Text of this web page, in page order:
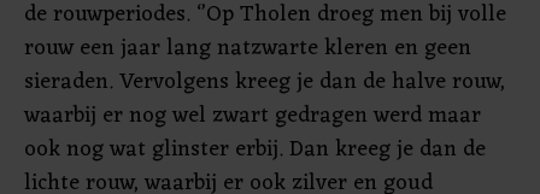
de rouwperiodes. ‘’Op Tholen droeg men bij volle
rouw een jaar lang natzwarte kleren en geen
sieraden. Vervolgens kreeg je dan de halve rouw,
waarbij er nog wel zwart gedragen werd maar
ook nog wat glinster erbij. Dan kreeg je dan de
lichte rouw, waarbij er ook zilver en goud